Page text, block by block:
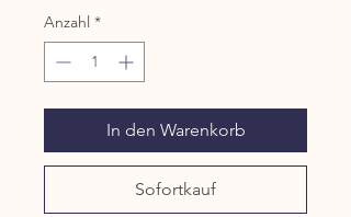
Anzahl *
In den Warenkorb
Sofortkauf